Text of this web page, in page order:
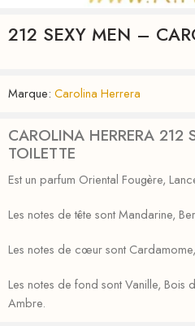
212 SEXY MEN –
Marque: Carolina Herrera
CAROLINA HERRERA 212
TOILETTE
Est un parfum Oriental Fougère,
Les notes de tête sont Mandarine,
Les notes de cœur sont
Les notes de fond sont Vanille, Bois
Ambre.